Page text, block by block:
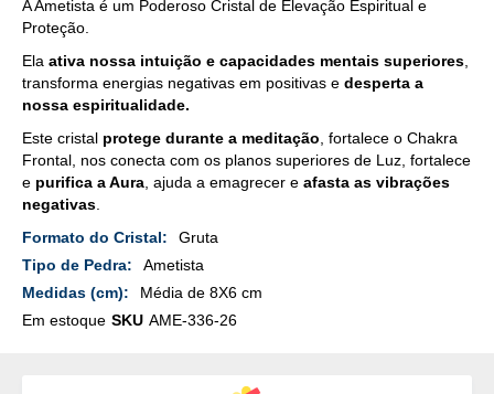
AAmetista é um Poderoso Cristal de Elevação Espiritual e
Proteção.
Ela ativa nossa intuição e capacidades mentais superiores
transforma energias negativas em positivas e desperta a
nossa espiritualidade.
Este cristal protege durante a meditação , fortalece o Chakra
Frontal, nos conecta com os planos superiores de Luz, fortalece
e purifica a Aura , ajuda a emagrecer e afasta as vibrações
negativas
Mais
Detalhes
Gruta
Ametista
Média de 8X6 cm
Em estoque SKU AME-336-26